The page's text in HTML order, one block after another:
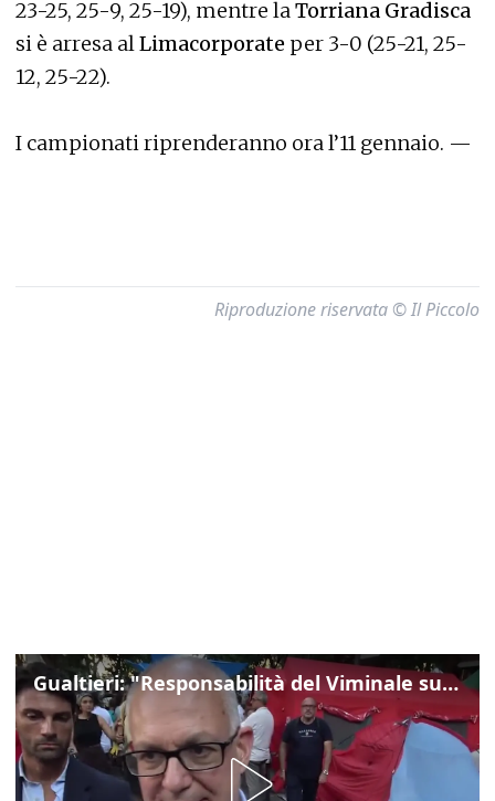
23-25, 25-9, 25-19), mentre laTorriana Gradisca
si è arresa alLimacorporate per 3-0 (25-21, 25-
12, 25-22).
I campionati riprenderanno ora l’11 gennaio. —
Riproduzione riservata © Il Piccolo
Gualtieri: "Responsabilità del Viminale su Spin Time? La posizione dei partiti è nota"